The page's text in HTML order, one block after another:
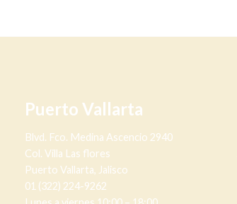
Puerto Vallarta
Blvd. Fco. Medina Ascencio 2940
Col. Villa Las flores
Puerto Vallarta, Jalisco
01 (322) 224-9262